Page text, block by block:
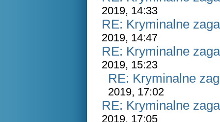
2019, 14:33
RE: Kryminalne
2019, 14:47
RE: Kryminalne
2019, 15:23
RE: Kryminalne
2019, 17:02
RE: Kryminalne
2019, 17:05